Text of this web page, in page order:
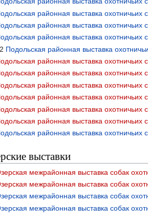
районная выставка охотничьих
районная выставка охотничьих
районная выставка охотничьих
Подольская районная выставка
районная выставка охотничьих
районная выставка охотничьих
районная выставка охотничьих
районная выставка охотничьих
районная выставка охотничьих
районная выставка охотничьих
районная выставка охотничьих
выставки
межрайонная выставка собак
межрайонная выставка собак
межрайонная выставка собак
межрайонная выставка собак